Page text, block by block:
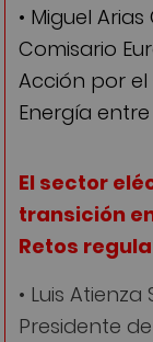
• Miguel
Comisario
Acción por el
Energía entre
El sector
transición
Retos
• Luis Atienza
Presidente